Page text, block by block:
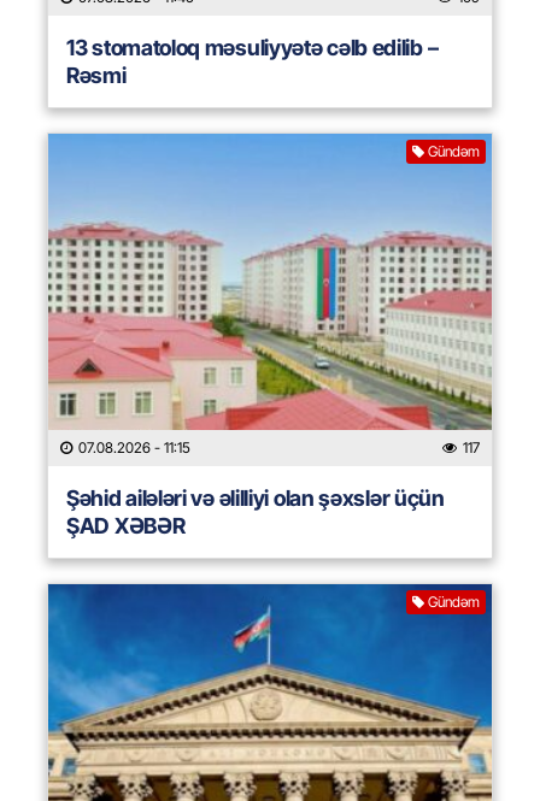
13 stomatoloq məsuliyyətə cəlb edilib –
Rəsmi
Gündəm
07.08.2026 - 11:15 117
Şəhid ailələri və əlilliyi olan şəxslər üçün
ŞAD XƏBƏR
Gündəm